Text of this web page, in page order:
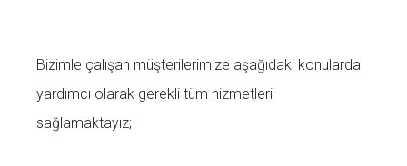
Bizimle çalışan müşterilerimize aşağıdaki konularda
yardımcı olarak gerekli tüm hizmetleri
sağlamaktayız;